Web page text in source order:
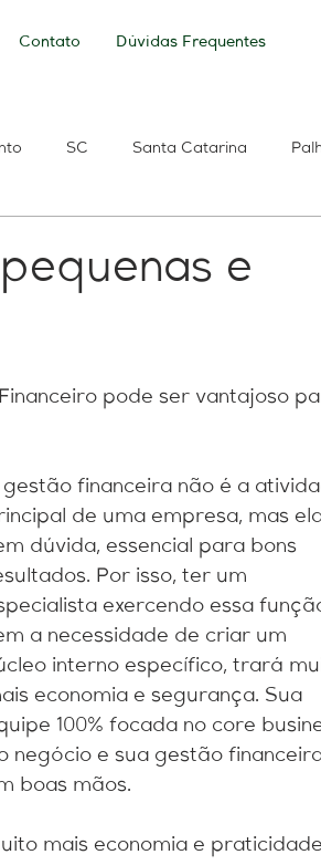
Contato Dúvidas Frequentes
SC Santa Catarina
Contabilidade Sped
e
pode ser vantajoso
gestão financeira não é a
de uma empresa, mas
dúvida, essencial para bons
Por isso, ter um
exercendo essa
a necessidade de criar um
interno específico, trará
economia e segurança. Sua
100% focada no core
negócio e sua gestão
boas mãos.
mais economia e praticidade